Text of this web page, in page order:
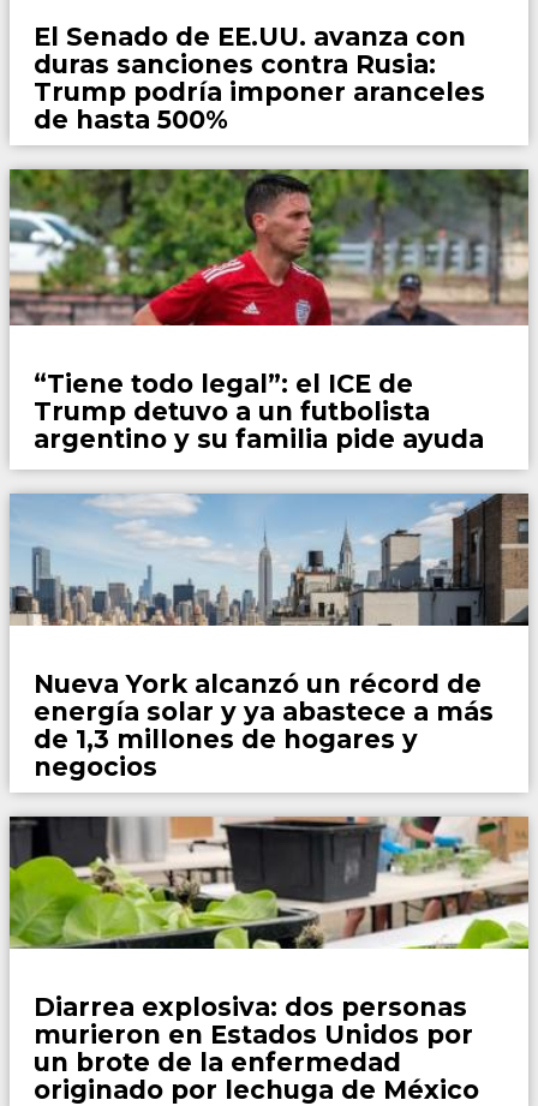
El Senado de EE.UU. avanza con
duras sanciones contra Rusia:
Trump podría imponer aranceles
de hasta 500%
“Tiene todo legal”: el ICE de
Trump detuvo a un futbolista
argentino y su familia pide ayuda
Nueva York alcanzó un récord de
energía solar y ya abastece a más
de 1,3 millones de hogares y
negocios
Diarrea explosiva: dos personas
murieron en Estados Unidos por
un brote de la enfermedad
originado por lechuga de México